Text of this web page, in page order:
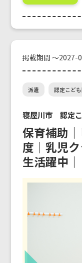
掲載期間 ～2027-
派遣 認定こど
寝屋川市 認定
保育補助
度｜乳児
生活躍中｜